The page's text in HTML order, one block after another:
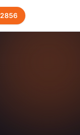
2856